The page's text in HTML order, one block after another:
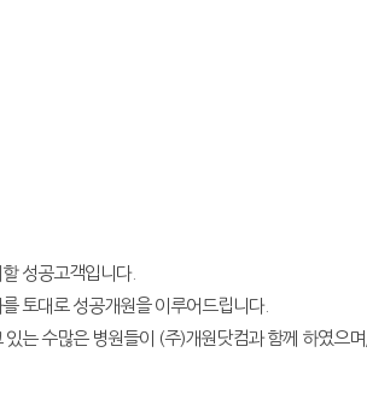
성공고객입니다.
토대로 성공개원을 이루어드립니다.
는 수많은 병원들이 (주)개원닷컴과 함께 하였으